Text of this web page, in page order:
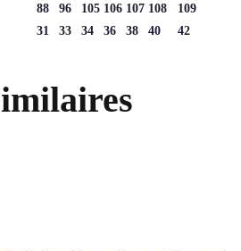
88 96 105 106 107 108
109
31 33 34 36 38 40 42